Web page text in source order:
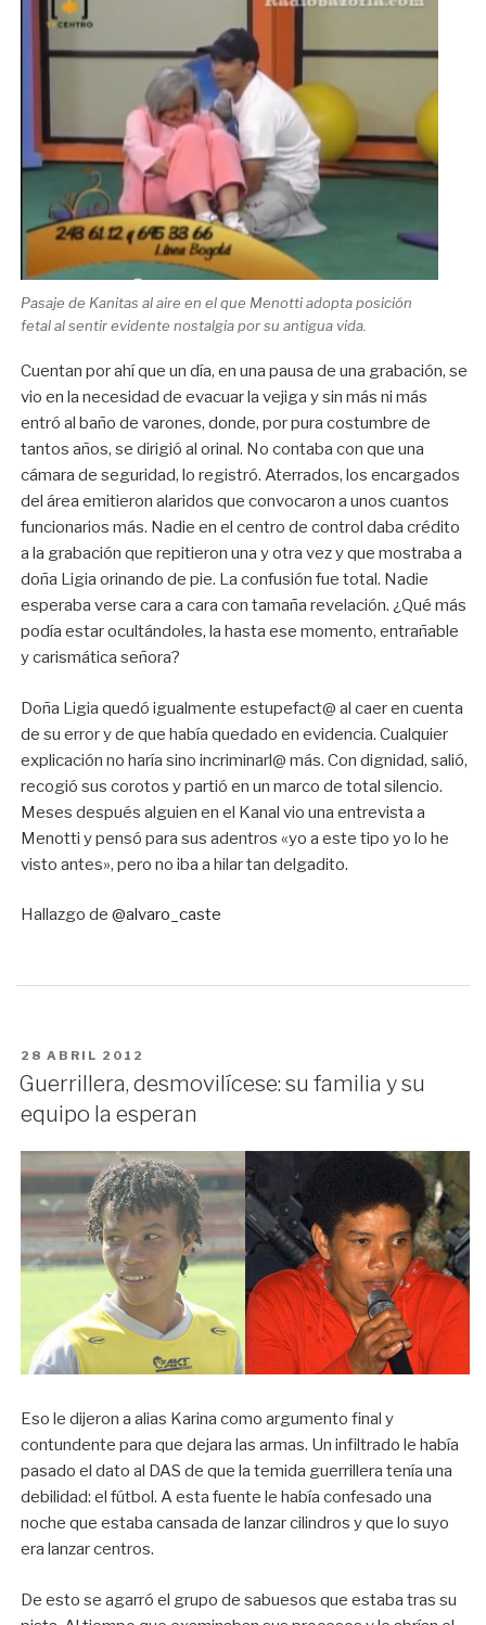
Pasaje de Kanitas al aire en el que Menotti adopta posición
fetal al sentir evidente nostalgia por su antigua vida.
Cuentan por ahí que un día, en una pausa de una grabación, se
vio en la necesidad de evacuar la vejiga y sin más ni más
entró al baño de varones, donde, por pura costumbre de
tantos años, se dirigió al orinal. No contaba con que una
cámara de seguridad, lo registró. Aterrados, los encargados
del área emitieron alaridos que convocaron a unos cuantos
funcionarios más. Nadie en el centro de control daba crédito
a la grabación que repitieron una y otra vez y que mostraba a
doña Ligia orinando de pie. La confusión fue total. Nadie
esperaba verse cara a cara con tamaña revelación. ¿Qué más
podía estar ocultándoles, la hasta ese momento, entrañable
y carismática señora?
Doña Ligia quedó igualmente estupefact@ al caer en cuenta
de su error y de que había quedado en evidencia. Cualquier
explicación no haría sino incriminarl@ más. Con dignidad, salió,
recogió sus corotos y partió en un marco de total silencio.
Meses después alguien en el Kanal vio una entrevista a
Menotti y pensó para sus adentros «yo a este tipo yo lo he
visto antes», pero no iba a hilar tan delgadito.
Hallazgo de@alvaro_caste
PUBLICADO
EN
28 ABRIL 2012
Guerrillera, desmovilícese: su familia y su
equipo la esperan
Eso le dijeron a alias Karina como argumento final y
contundente para que dejara las armas. Un infiltrado le había
pasado el dato al DAS de que la temida guerrillera tenía una
debilidad: el fútbol. A esta fuente le había confesado una
noche que estaba cansada de lanzar cilindros y que lo suyo
era lanzar centros.
De esto se agarró el grupo de sabuesos que estaba tras su